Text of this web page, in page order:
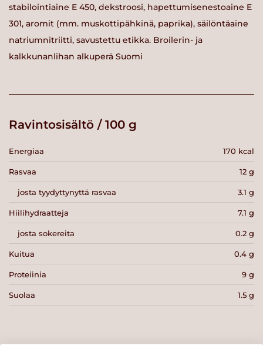
stabilointiaine E 450, dekstroosi, hapettumisenestoaine E
301, aromit (mm. muskottipähkinä, paprika), säilöntäaine
natriumnitriitti, savustettu etikka. Broilerin- ja
kalkkunanlihan alkuperä Suomi
Ravintosisältö / 100 g
Energiaa 170 kcal
Rasvaa 12 g
josta tyydyttynyttä rasvaa 3.1 g
Hiilihydraatteja 7.1 g
josta sokereita 0.2 g
Kuitua 0.4 g
Proteiinia 9 g
Suolaa 1.5 g